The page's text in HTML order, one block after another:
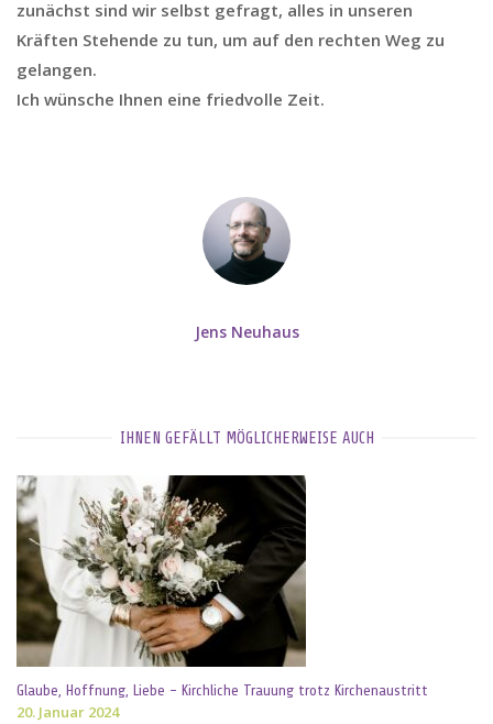
zunächst sind wir selbst gefragt, alles in unseren
Kräften Stehende zu tun, um auf den rechten Weg zu
gelangen.
Ich wünsche Ihnen eine friedvolle Zeit.
Jens Neuhaus
IHNEN GEFÄLLT MÖGLICHERWEISE AUCH
Glaube, Hoffnung, Liebe – Kirchliche Trauung trotz Kirchenaustritt
20. Januar 2024